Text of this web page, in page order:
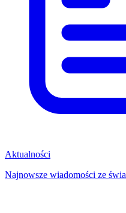
Aktualności
Najnowsze wiadomości ze